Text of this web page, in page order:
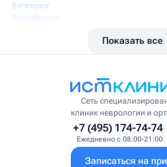
Вегетолог
Вертебролог
Висцеральный массажист
Врач интегративной медицины
Врач первичного приёма
Показать все
Сеть
клиник неврологии и
+7 (495) 174-74-74
Ежедневно с 08:00-21:00
Записаться на